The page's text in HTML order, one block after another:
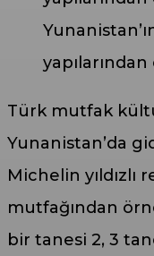
Türk mutfak
Yunanistan’da
Michelin yıldızlı
mutfağından
bir tanesi 2, 3